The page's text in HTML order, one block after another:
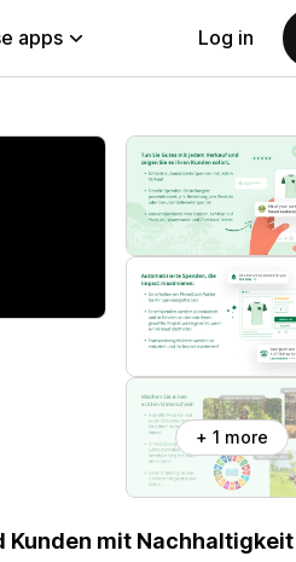
apps Log in
+ 1 more
Kunden mit Nachhaltigkeit